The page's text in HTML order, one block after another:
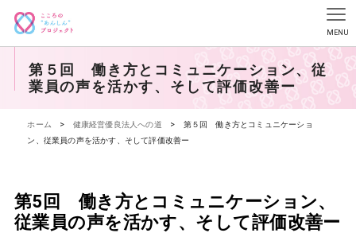
第５回 働き方とコミュニケーション、従
業員の声を活かす、そして評価改善ー
ホーム > 健康経営優良法人への道 >
第５回 働き方とコミュニケーショ
ン、従業員の声を活かす、そして評価改善ー
第5回 働き方とコミュニケーション、
従業員の声を活かす、そして評価改善ー